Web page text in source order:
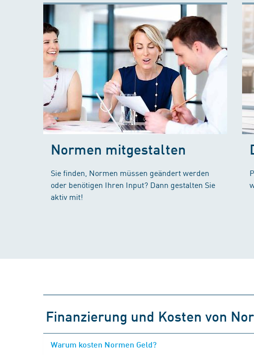
Normen mitgestalten
Sie finden, Normen müssen geändert werden
oder benötigen Ihren Input? Dann gestalten Sie
aktiv mit!
Finanzierung und Kosten von
Warum kosten Normen Geld?